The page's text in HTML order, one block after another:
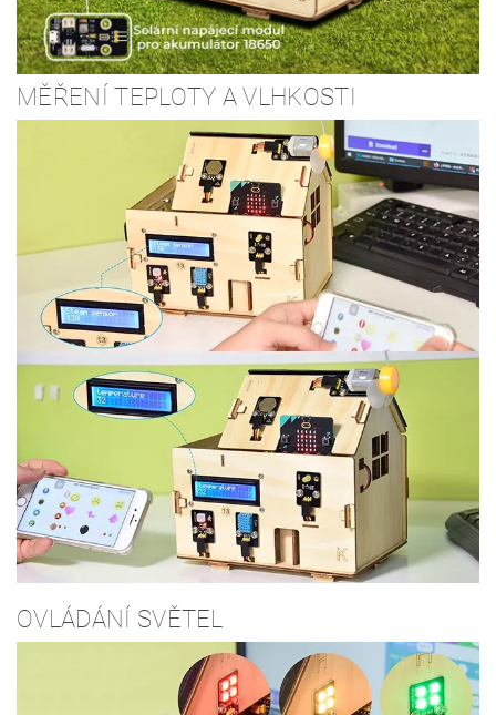
MĚŘENÍ TEPLOTY A VLHKOSTI
OVLÁDÁNÍ SVĚTEL